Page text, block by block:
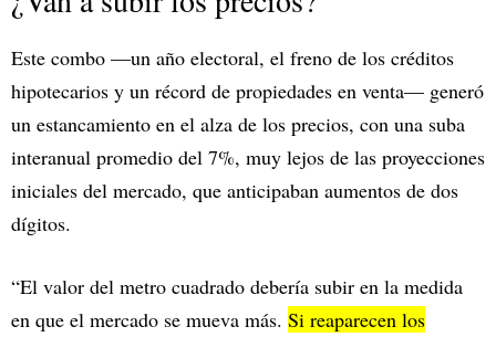
Este combo —un año electoral, el freno de los créditos
hipotecarios y un récord de propiedades en venta— generó
un estancamiento en el alza de los precios, con una suba
interanual promedio del 7%, muy lejos de las proyecciones
iniciales del mercado, que anticipaban aumentos de dos
dígitos.
“El valor del metro cuadrado debería subir en la medida
en que el mercado se mueva más. Si reaparecen los